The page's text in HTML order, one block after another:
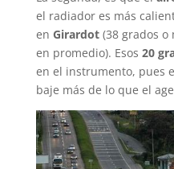
el radiador es más
en Girardot (38 grados o
en promedio). Esos 20
en el instrumento, pues
baje más de lo que el